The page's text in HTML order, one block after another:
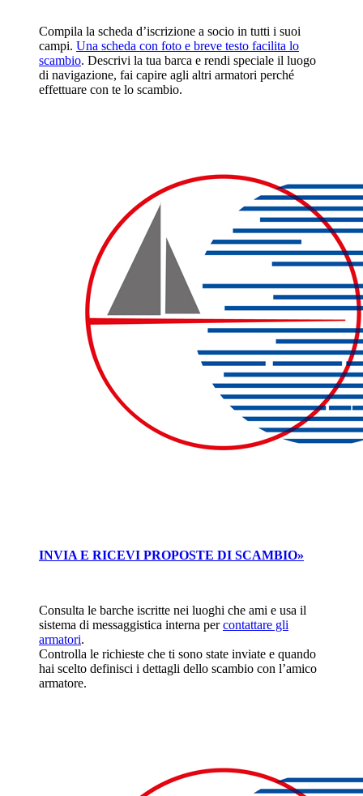
Compila la scheda d’iscrizione a socio in tutti i suoi
campi. Una scheda con foto e breve testo facilita lo
scambio. Descrivi la tua barca e rendi speciale il luogo
di navigazione, fai capire agli altri armatori perché
effettuare con te lo scambio.
INVIA E RICEVI PROPOSTE DI SCAMBIO»
Consulta le barche iscritte nei luoghi che ami e usa il
sistema di messaggistica interna percontattare gli
armatori.
Controlla le richieste che ti sono state inviate e quando
hai scelto definisci i dettagli dello scambio con l’amico
armatore.